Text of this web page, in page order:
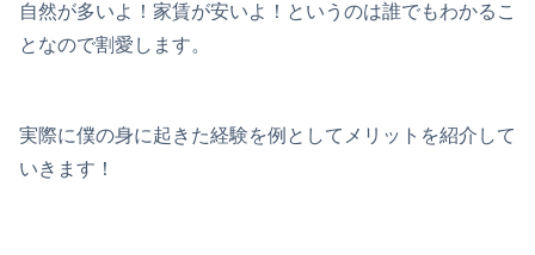
自然が多いよ！家賃が安いよ！というのは誰でもわかるこ
となので割愛します。
実際に僕の身に起きた経験を例としてメリットを紹介して
いきます！